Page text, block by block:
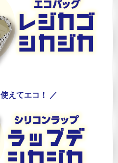
えてエコ！ ／